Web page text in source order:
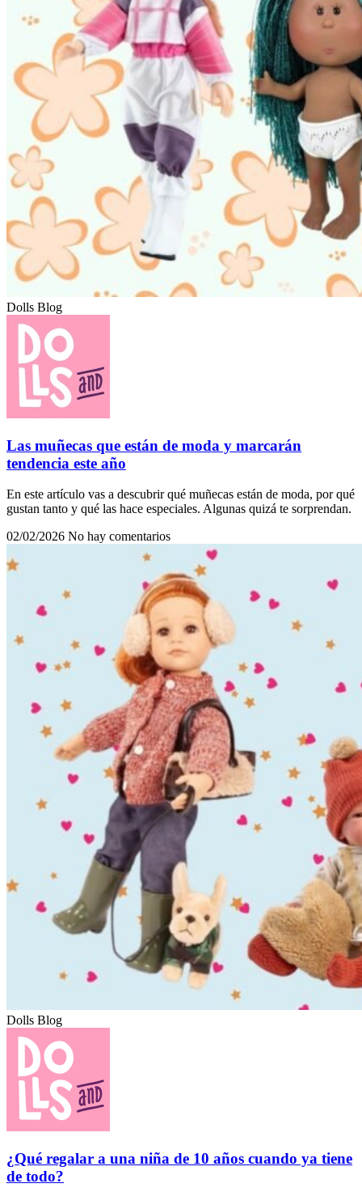
Dolls Blog
Las muñecas que están de moda y marcarán
tendencia este año
En este artículo vas a descubrir qué muñecas están de moda, por qué
gustan tanto y qué las hace especiales. Algunas quizá te sorprendan.
02/02/2026 No hay comentarios
Dolls Blog
¿Qué regalar a una niña de 10 años cuando ya tiene
de todo?